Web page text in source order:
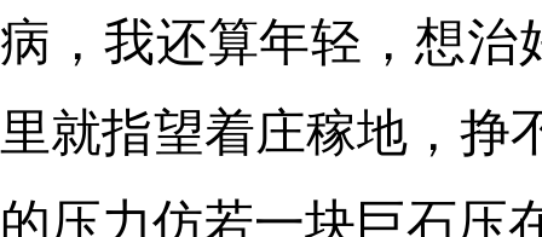
病，我还算年轻，想
里就指望着庄稼地，挣
的压力仿若一块巨石压